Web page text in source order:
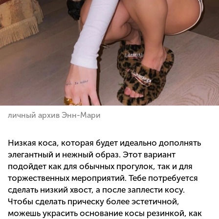
личный архив Энн-Мари
Низкая коса, которая будет идеально дополнять
элегантный и нежный образ. Этот вариант
подойдет как для обычных прогулок, так и для
торжественных мероприятий. Тебе потребуется
сделать низкий хвост, а после заплести косу.
Чтобы сделать прическу более эстетичной,
можешь украсить основание косы резинкой, как